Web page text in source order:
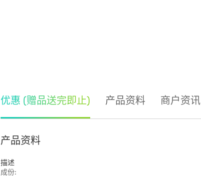
优惠 (赠品送完即止) 产品资料 商户资讯
产品资料
描述
成份: